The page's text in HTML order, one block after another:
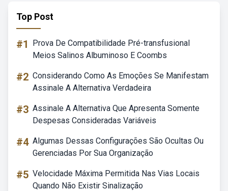
Top Post
#1
Prova De Compatibilidade Pré-transfusional
Meios Salinos Albuminoso E Coombs
#2 Considerando Como As Emoções Se Manifestam
Assinale A Alternativa Verdadeira
#3 Assinale A Alternativa Que Apresenta Somente
Despesas Consideradas Variáveis
#4 Algumas Dessas Configurações São Ocultas Ou
Gerenciadas Por Sua Organização
#5 Velocidade Máxima Permitida Nas Vias Locais
Quando Não Existir Sinalização